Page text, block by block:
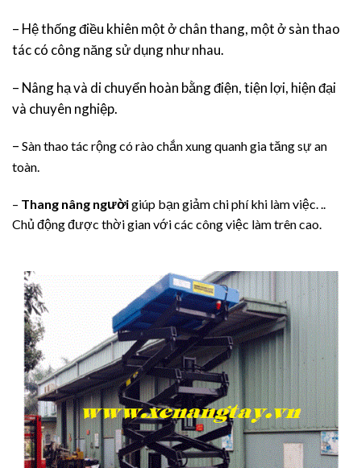
– Hệ thống điều khiên một ở chân thang, một ở sàn thao
tác có công năng sử dụng như nhau.
– Nâng hạ và di chuyển hoàn bằng điện, tiện lợi, hiện đại
và chuyên nghiệp.
– Sàn thao tác rộng có rào chắn xung quanh gia tăng sự an
toàn.
– Thang nâng ngườigiúp bạn giảm chi phí khi làm việc. ..
Chủ động được thời gian với các công việc làm trên cao.